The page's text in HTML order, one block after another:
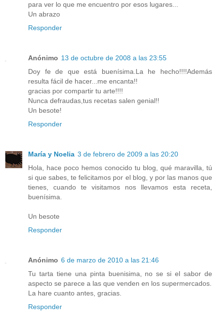
para ver lo que me encuentro por esos lugares...
Un abrazo
Responder
Anónimo 13 de octubre de 2008 a las 23:55
Doy fe de que está buenísima.La he hecho!!!!Además
resulta fácil de hacer...me encanta!!
gracias por compartir tu arte!!!!
Nunca defraudas,tus recetas salen genial!!
Un besote!
Responder
María y Noelia 3 de febrero de 2009 a las 20:20
Hola, hace poco hemos conocido tu blog, qué maravilla, tú
si que sabes, te felicitamos por el blog, y por las manos que
tienes, cuando te visitamos nos llevamos esta receta,
buenísima.
Un besote
Responder
Anónimo 6 de marzo de 2010 a las 21:46
Tu tarta tiene una pinta buenisima, no se si el sabor de
aspecto se parece a las que venden en los supermercados.
La hare cuanto antes, gracias.
Responder